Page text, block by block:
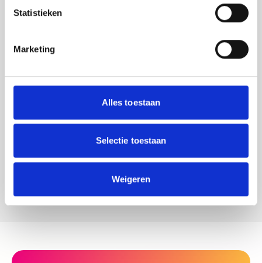
Statistieken
Marketing
Alles toestaan
Selectie toestaan
Weigeren
feedback meegenomen wordt met de
Ik ga akkoord dat mijn gegevens
worden gedeeld met de
zijn bij deze JGZ-richtlijn.
Versturen